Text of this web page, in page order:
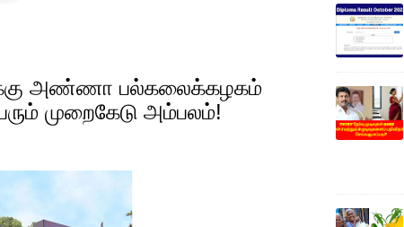
அண்ணா பல்கலைக்கழகம்
முறைகேடு அம்பலம்!